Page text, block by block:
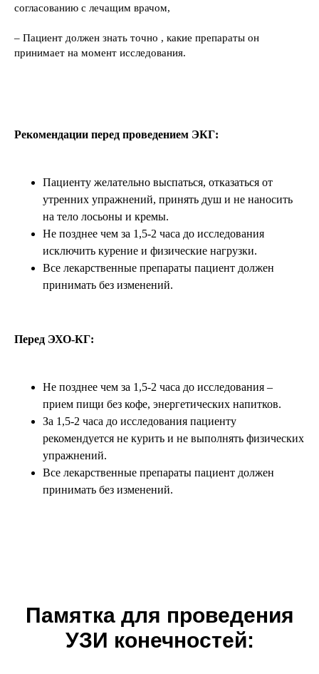
согласованию с лечащим врачом,
– Пациент должен знать точно , какие препараты он
принимает на момент исследования.
Рекомендации перед проведением ЭКГ:
Пациенту желательно выспаться, отказаться от
утренних упражнений, принять душ и не наносить
на тело лосьоны и кремы.
Не позднее чем за 1,5-2 часа до исследования
исключить курение и физические нагрузки.
Все лекарственные препараты пациент должен
принимать без изменений.
Перед ЭХО-КГ:
Не позднее чем за 1,5-2 часа до исследования –
прием пищи без кофе, энергетических напитков.
За 1,5-2 часа до исследования пациенту
рекомендуется не курить и не выполнять физических
упражнений.
Все лекарственные препараты пациент должен
принимать без изменений.
Памятка для проведения
УЗИ конечностей: